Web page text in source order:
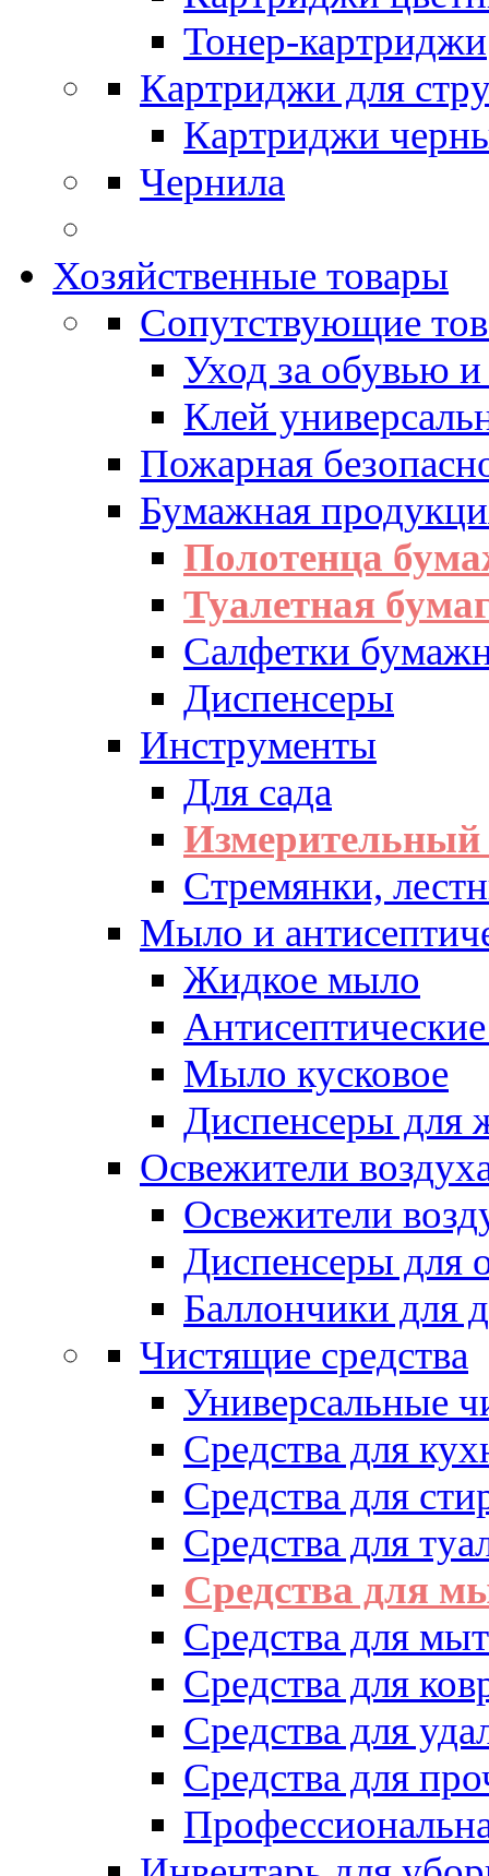
Тонер-картриджи
Картриджи для
Картриджи
Чернила
Хозяйственные товары
Сопутствующие
Уход за обувью
Клей
Пожарная
Бумажная
Полотенца
Туалетная
Салфетки
Диспенсеры
Инструменты
Для сада
Измерительный
Стремянки,
Мыло и
Жидкое мыло
Мыло кусковое
Диспенсеры для
Освежители
Освежители
Диспенсеры для
Баллончики для
Чистящие средства
Универсальные
Средства для
Средства для
Средства для
Средства для
Средства для
Средства для
Средства для
Средства для